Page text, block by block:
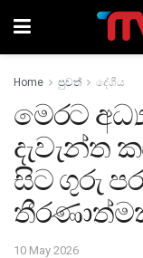
Home පුවත් දේශීය
මෙරට
දැවැන්ත
සිට ගුරු
10 May 2026